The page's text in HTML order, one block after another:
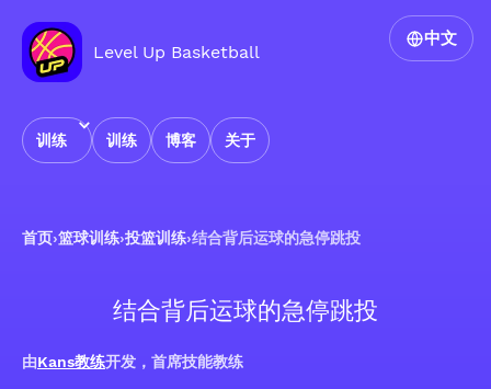
Level Up Basketball
训练 训练 博客 关于
中文
首页›篮球训练›投篮训练›结合背后运球的急停跳投
结合背后运球的急停跳投
由Kans教练开发，首席技能教练